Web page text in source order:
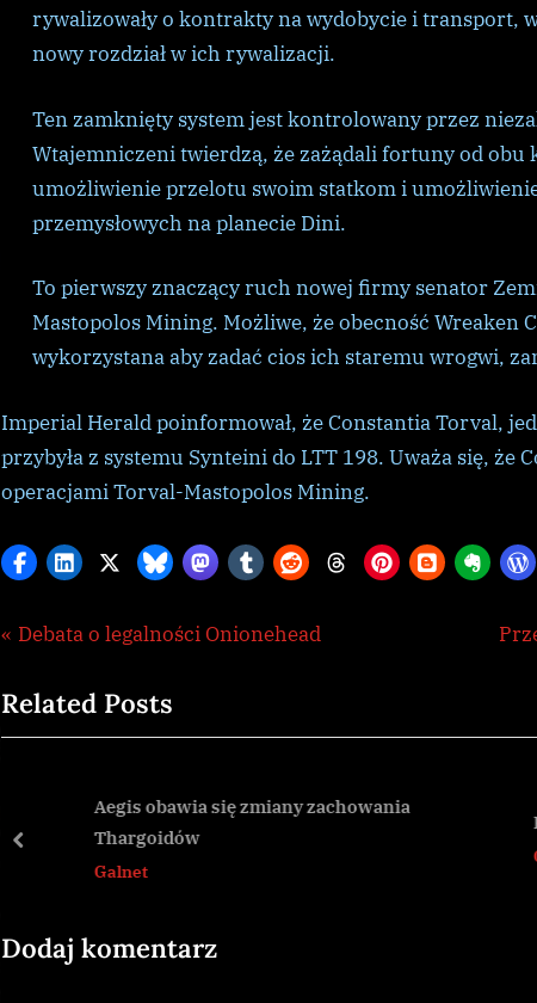
rywalizowały o kontrakty na wydobycie i transport,
nowy rozdział w ich rywalizacji.
Ten zamknięty system jest kontrolowany przez
Wtajemniczeni twierdzą, że zażądali fortuny od obu
umożliwienie przelotu swoim statkom i
przemysłowych na planecie Dini.
To pierwszy znaczący ruch nowej firmy senator
Mastopolos Mining. Możliwe, że obecność Wreaken
wykorzystana aby zadać cios ich staremu wrogwi,
Imperial Herald poinformował, że Constantia Torval,
przybyła z systemu Synteini do LTT 198. Uważa się, że
operacjami Torval-Mastopolos Mining.
Galnet
news
Nawigacja
wpisu
P
e
v
u
o
Debata o legalności Onionehead
N
t
Related Posts
Aegis obawia się zmiany zachowania
Thargoidów
Galnet
prev
Dodaj komentarz